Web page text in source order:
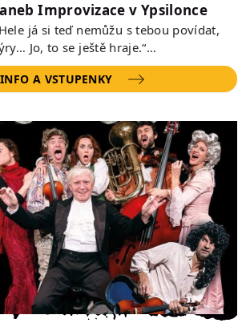
Improvizace v Ypsilonce
já si teď nemůžu s tebou povídat,
Jo, to se ještě hraje.“…
INFO A VSTUPENKY